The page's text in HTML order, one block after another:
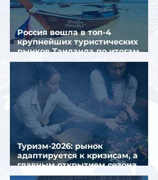
Россия вошла в топ-4
крупнейших туристических
рынков Таиланда по итогам
семи месяцев 2026 года
Туризм-2026: рынок
адаптируется к кризисам, а
главным открытием сезона
стал Вьетнам